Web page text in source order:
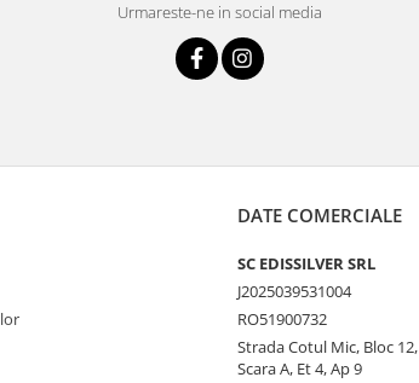
Urmareste-ne in social media
DATE COMERCIALE
SC EDISSILVER SRL
J2025039531004
RO51900732
Strada Cotul Mic, Bloc 12,
Scara A, Et 4, Ap 9